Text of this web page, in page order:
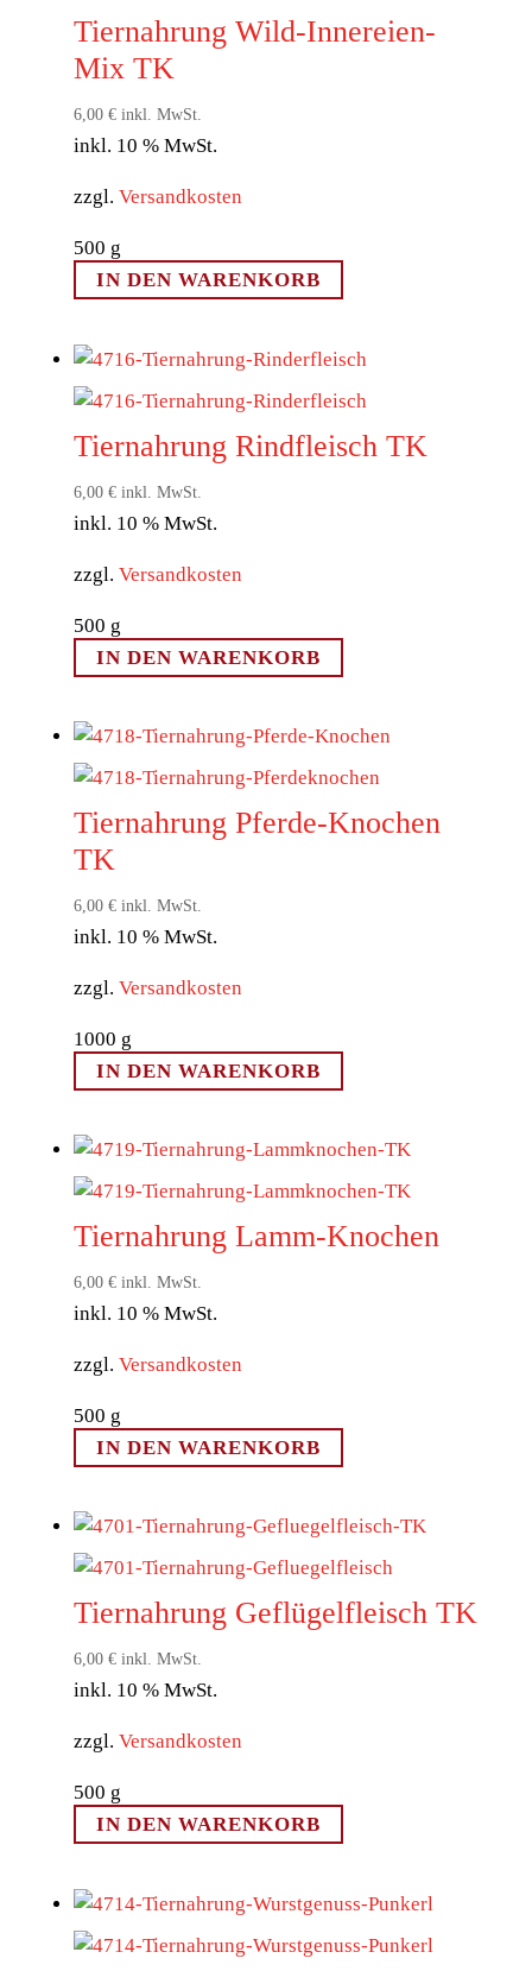
Tiernahrung Wild-Innereien-
Mix TK
6,00 € inkl. MwSt.
inkl. 10 % MwSt.
zzgl. Versandkosten
500 g
IN DEN WARENKORB
Tiernahrung Rindfleisch TK
6,00 € inkl. MwSt.
inkl. 10 % MwSt.
zzgl. Versandkosten
500 g
IN DEN WARENKORB
Tiernahrung Pferde-Knochen
TK
6,00 € inkl. MwSt.
inkl. 10 % MwSt.
zzgl. Versandkosten
1000 g
IN DEN WARENKORB
Tiernahrung Lamm-Knochen
6,00 € inkl. MwSt.
inkl. 10 % MwSt.
zzgl. Versandkosten
500 g
IN DEN WARENKORB
Tiernahrung Geflügelfleisch TK
6,00 € inkl. MwSt.
inkl. 10 % MwSt.
zzgl. Versandkosten
500 g
IN DEN WARENKORB